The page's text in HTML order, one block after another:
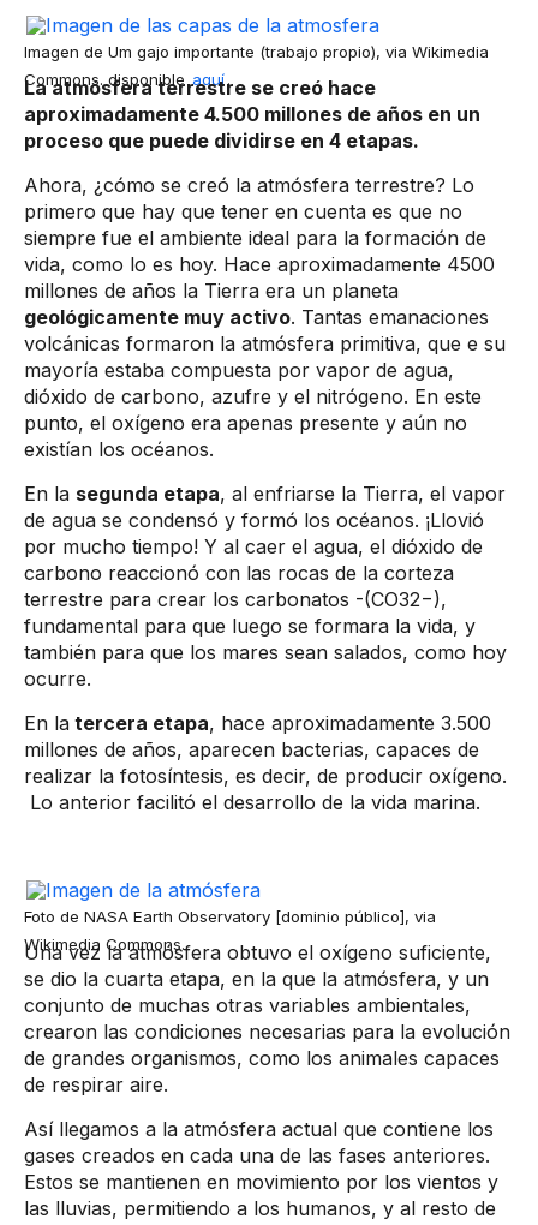
Imagen de Um gajo importante (trabajo propio), via Wikimedia
Commons. disponible aquí​.
La atmósfera terrestre se creó hace
aproximadamente 4.500 millones de años en un
proceso que puede dividirse en 4 etapas.
Ahora, ¿cómo se creó la atmósfera terrestre? Lo
primero que hay que tener en cuenta es que no
siempre fue el ambiente ideal para la formación de
vida, como lo es hoy. Hace aproximadamente 4500
millones de años la Tierra era un planeta
geológicamente muy activo. Tantas emanaciones
volcánicas formaron la atmósfera primitiva, que e su
mayoría estaba compuesta por vapor de agua,
dióxido de carbono, azufre y el nitrógeno. En este
punto, el oxígeno era apenas presente y aún no
existían los océanos.
En la segunda etapa, al enfriarse la Tierra, el vapor
de agua se condensó y formó los océanos. ¡Llovió
por mucho tiempo! Y al caer el agua, el dióxido de
carbono reaccionó con las rocas de la corteza
terrestre para crear los carbonatos -(CO32−),
fundamental para que luego se formara la vida, y
también para que los ​mares sean salados, como hoy
ocurre.
En la tercera etapa, hace aproximadamente 3.500
millones de años, aparecen bacterias, capaces de
realizar la fotosíntesis, es decir, de producir oxígeno.
Lo anterior​​ facilitó el desarrollo de la vida marina.
Foto de NASA Earth Observatory [dominio público], via
Wikimedia Commons​.
Una vez la atmósfera obtuvo el oxígeno suficiente,
se dio la cuarta etapa, en la que la atmósfera, y un
conjunto de muchas otras variables ambientales,
crearon las condiciones necesarias para la evolución
de grandes organismos, como los animales capaces
de respirar aire. ​​
Así llegamos a la atmósfera actual que contiene los
gases creados en cada una de las fases anteriores.
Estos se mantienen en movimiento por los vientos y
las lluvias, permitiendo a los humanos, y al resto de